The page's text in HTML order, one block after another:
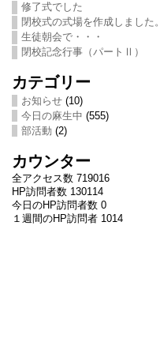
修了式でした
閉校式の式場を作成しました。
生徒朝会で・・・
閉校記念行事（パートⅡ）
カテゴリー
お知らせ(10)
今日の麻生中 (555)
部活動 (2)
カウンター
全アクセス数 719016
HP訪問者数 130114
今日のHP訪問者数 0
１週間のHP訪問者 1014